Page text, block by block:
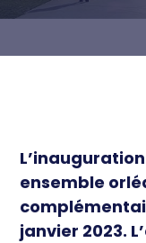
Actualités
ensemble
janvier 2023.